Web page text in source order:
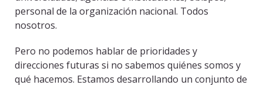
personal de la organización nacional. Todos
nosotros.
Pero no podemos hablar de prioridades y
direcciones futuras si no sabemos quiénes somos y
qué hacemos. Estamos desarrollando un conjunto de